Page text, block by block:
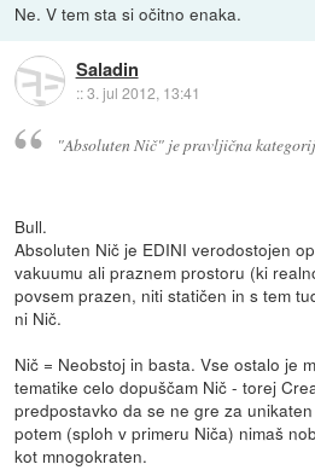
Ne. V tem sta si očitno enaka.
Saladin
::3. jul 2012, 13:41
"Absoluten Nič" je pravljična
Bull.
Absoluten Nič je EDINI verodostojen
vakuumu ali praznem prostoru (ki
povsem prazen, niti statičen in s tem
ni Nič.
Nič = Neobstoj in basta. Vse ostalo je
tematike celo dopuščam Nič - torej
predpostavko da se ne gre za
potem (sploh v primeru Niča) nimaš
kot mnogokraten.